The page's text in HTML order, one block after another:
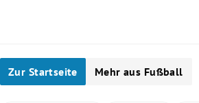
Zur Startseite Mehr aus Fußball